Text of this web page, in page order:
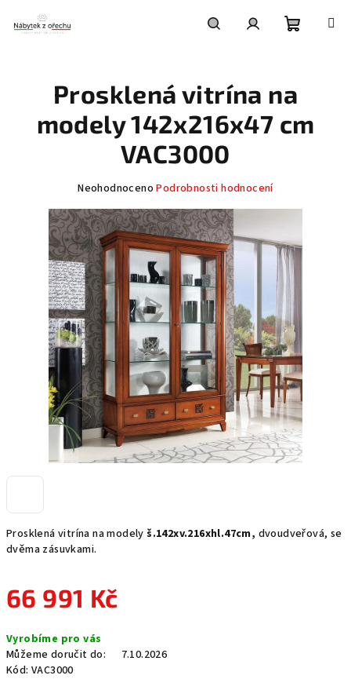
obsah
košík
Prosklená vitrína na modely š.142xv.216xhl.47cm, dvoudveřová, se
dvěma zásuvkami.
66 991 Kč
cena:
Vyrobíme pro vás
Můžeme doručit do:
7.10.2026
Kód: VAC3000
Prosklená vitrína na
modely 142x216x47 cm
VAC3000
Průměrné
produktu
je
0,0
z
5
hvězdiček.
Neohodnoceno Podrobnosti hodnocení